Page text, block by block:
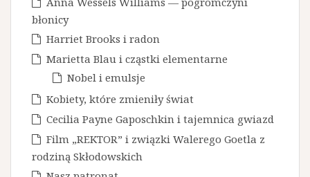
błonicy
Harriet Brooks i radon
Marietta Blau i cząstki elementarne
Nobel i emulsje
Kobiety, które zmieniły świat
Cecilia Payne Gaposchkin i tajemnica gwiazd
Film „REKTOR” i związki Walerego Goetla z
rodziną Skłodowskich